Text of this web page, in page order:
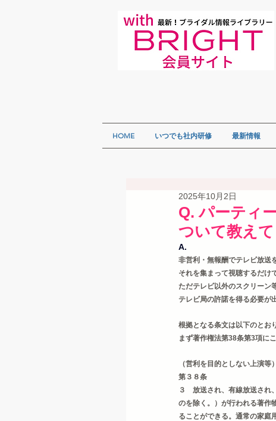
HOME いつでも社内研修 最新情報
Q. パーティ
ついて教えて
2025年10月2日
A.
非営利・無報酬でテレビ放送
それを集まって視聴するだけ
ただテレビ以外のスクリーン
テレビ局の許諾を得る必要が
根拠となる条文は以下のとお
まず著作権法第38条第3項に
（営利を目的としない上演等）
第３８条
３　放送され、有線放送され
のを除く。）が行われる著作
ることができる。通常の家庭